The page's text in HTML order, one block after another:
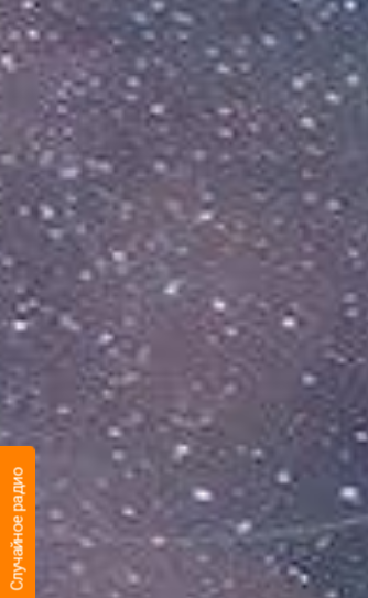
Случайное радио